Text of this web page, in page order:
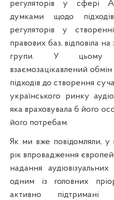
регуляторів у сфері
думками щодо
регуляторів у
правових баз, відповіла
групи. У цьому
взаємозацікавлений
підходів до створення
українського ринку
яка враховувала б його
його потребам.
Як ми вже повідомляли, у
рік впровадження
надання
одним із головних
активно підтримані